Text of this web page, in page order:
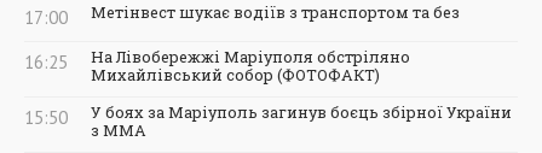
17:00 Метінвест шукає водіїв з транспортом та без
16:25
На Лівобережжі Маріуполя обстріляно
Михайлівський собор (ФОТОФАКТ)
15:50
У боях за Маріуполь загинув боєць збірної України
з ММА